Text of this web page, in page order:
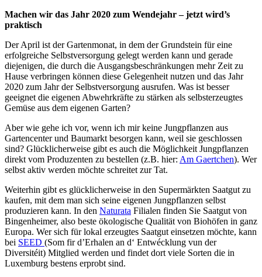
Machen wir das Jahr 2020 zum Wendejahr – jetzt wird’s
praktisch
Der April ist der Gartenmonat, in dem der Grundstein für eine
erfolgreiche Selbstversorgung gelegt werden kann und gerade
diejenigen, die durch die Ausgangsbeschränkungen mehr Zeit zu
Hause verbringen können diese Gelegenheit nutzen und das Jahr
2020 zum Jahr der Selbstversorgung ausrufen. Was ist besser
geeignet die eigenen Abwehrkräfte zu stärken als selbsterzeugtes
Gemüse aus dem eigenen Garten?
Aber wie gehe ich vor, wenn ich mir keine Jungpflanzen aus
Gartencenter und Baumarkt besorgen kann, weil sie geschlossen
sind? Glücklicherweise gibt es auch die Möglichkeit Jungpflanzen
direkt vom Produzenten zu bestellen (z.B. hier: Am Gaertchen). Wer
selbst aktiv werden möchte schreitet zur Tat.
Weiterhin gibt es glücklicherweise in den Supermärkten Saatgut zu
kaufen, mit dem man sich seine eigenen Jungpflanzen selbst
produzieren kann. In den Naturata Filialen finden Sie Saatgut von
Bingenheimer, also beste ökologische Qualität von Biohöfen in ganz
Europa. Wer sich für lokal erzeugtes Saatgut einsetzen möchte, kann
bei SEED (Som fir d’Erhalen an d‘ Entwécklung vun der
Diversitéit) Mitglied werden und findet dort viele Sorten die in
Luxemburg bestens erprobt sind.